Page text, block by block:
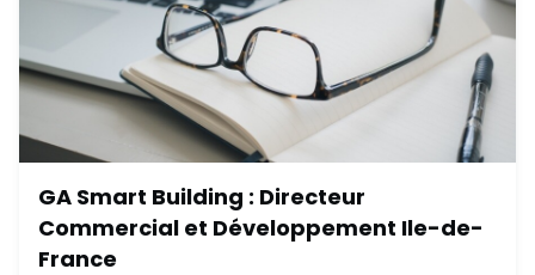
GA Smart Building : Directeur
Commercial et Développement Ile-de-
France